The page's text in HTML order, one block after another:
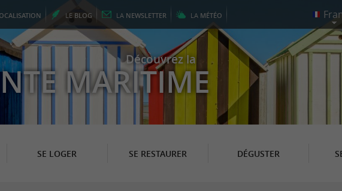
LE BLOG LA NEWSLETTER LA MÉTÉO
Découvrez la
MARITIME
SE LOGER SE RESTAURER DÉGUSTER